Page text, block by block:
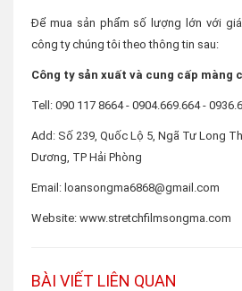
Để mua sản phẩm số lượng lớn với
công ty chúng tôi theo thông tin sau:
Công ty sản xuất và cung cấp màng
Tell: 090 117 8664 - 0904.669.664 -
Add: Số 239, Quốc Lộ 5, Ngã Tư Long
Dương, TP Hải Phòng
Email: loansongma6868@gmail.com
Website: www.stretchfilmsongma.com
BÀI VIẾT LIÊN QUAN